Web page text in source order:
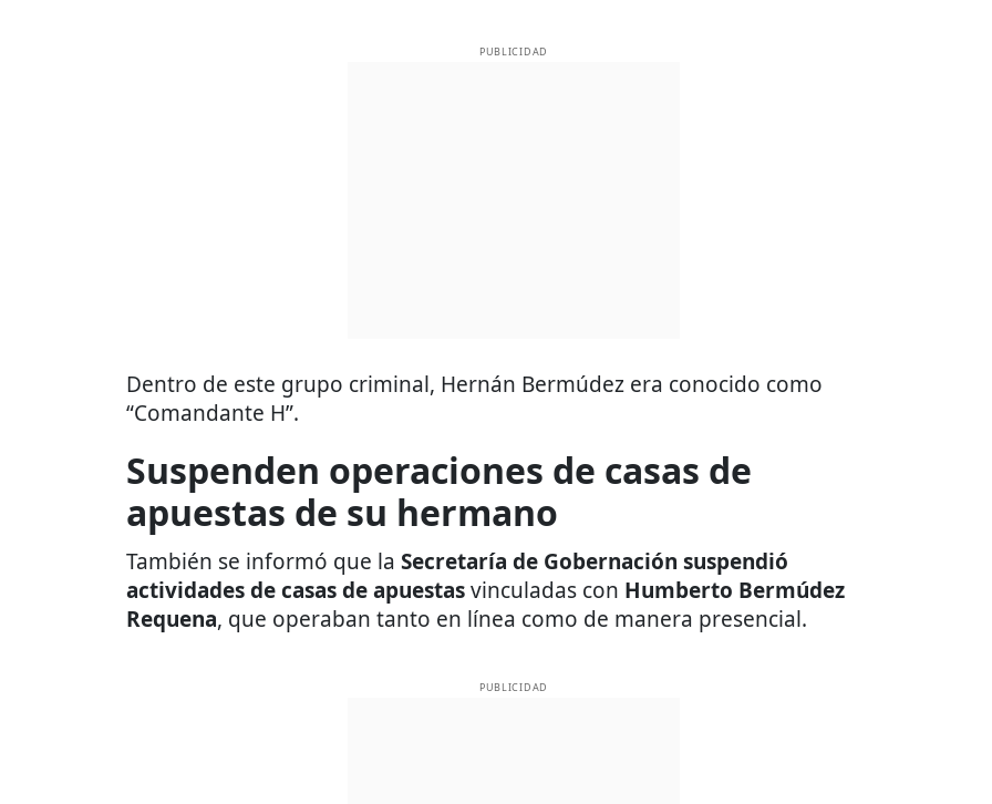
PUBLICIDAD
Dentro de este grupo criminal, Hernán Bermúdez era conocido como
“Comandante H”.
Suspenden operaciones de casas de
apuestas de su hermano
También se informó que la Secretaría de Gobernación suspendió
actividades de casas de apuestasvinculadas con Humberto Bermúdez
Requena, que operaban tanto en línea como de manera presencial.
PUBLICIDAD